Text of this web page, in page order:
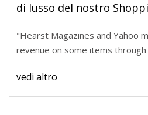
di lusso del nostro
"Hearst Magazines and Yahoo
revenue on some items through
vedi altro